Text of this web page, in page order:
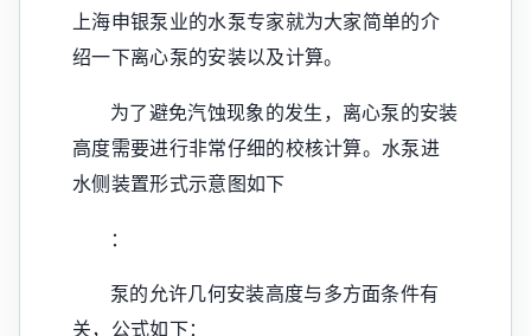
上海申银泵业的水泵专家就为大家简单的介
绍一下离心泵的安装以及计算。
为了避免汽蚀现象的发生，离心泵的安装
高度需要进行非常仔细的校核计算。水泵进
水侧装置形式示意图如下
：
泵的允许几何安装高度与多方面条件有
关，公式如下：